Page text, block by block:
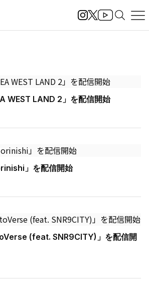
WEST LAND 2」を配信開始
」を配信開始
(feat. SNR9CITY)」を配信開